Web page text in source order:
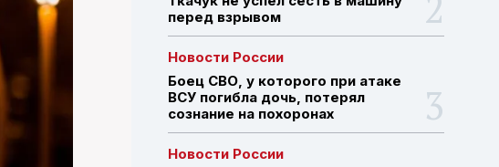
ПОИСК ПО САЙТУ
перед взрывом
Новости России
Боец СВО, у которого при атаке
ВСУ погибла дочь, потерял
сознание на похоронах
Новости России